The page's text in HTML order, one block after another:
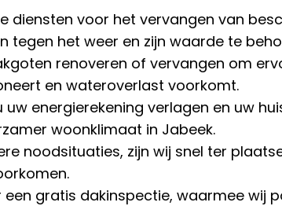
diensten voor het vervangen van
tegen het weer en zijn waarde te
renoveren of vervangen om
en wateroverlast voorkomt.
energierekening verlagen en uw
woonklimaat in Jabeek.
noodsituaties, zijn wij snel ter
gratis dakinspectie, waarmee wij